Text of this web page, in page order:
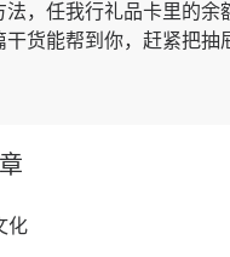
法，任我行礼品卡里的余
干货能帮到你，赶紧把抽
化